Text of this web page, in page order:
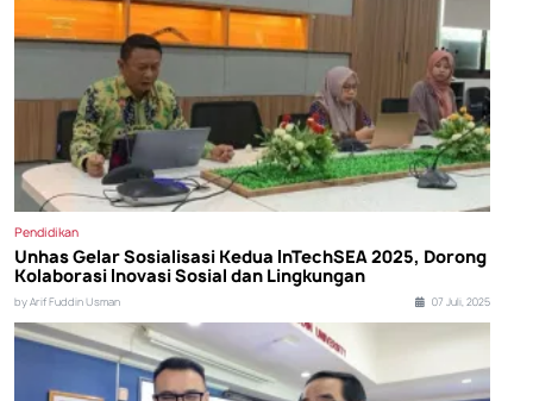
Pendidikan
Unhas Gelar Sosialisasi Kedua InTechSEA 2025, Dorong
Kolaborasi Inovasi Sosial dan Lingkungan
by Arif Fuddin Usman 07 Juli, 2025